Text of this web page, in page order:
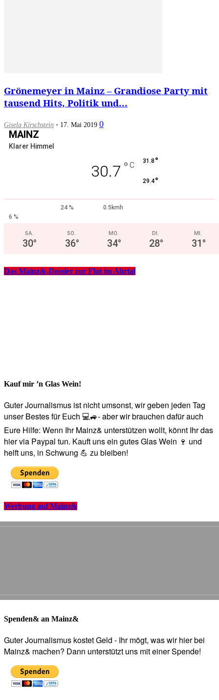
Grönemeyer in Mainz – Grandiose Party mit
tausend Hits, Politik und...
Gisela Kirschstein - 17. Mai 2019 0
MAINZ
Klarer Himmel
30.7 ° C 31.8 °
29.4°
24 %
0.5kmh
6 %
SA.
30°
SO.
36°
MO.
34°
DI.
28°
MI.
31°
Das Mainz&-Dossier zur Flut im Ahrtal
Kauf mir ’n Glas Wein!
Guter Journalismus ist nicht umsonst, wir geben jeden Tag
unser Bestes für Euch 💻🚙- aber wir brauchen dafür auch
Eure Hilfe: Wenn Ihr Mainz& unterstützen wollt, könnt Ihr das
hier via Paypal tun. Kauft uns ein gutes Glas Wein 🍷 und
helft uns, in Schwung 💪 zu bleiben!
Werbung auf Mainz&
Spenden& an Mainz&
Guter Journalismus kostet Geld - Ihr mögt, was wir hier bei
Mainz& machen? Dann unterstützt uns mit einer Spende!